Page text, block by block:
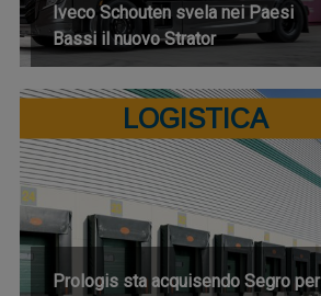
Iveco Schouten svela nei Paesi
Bassi il nuovo Strator
LOGISTICA
Prologis sta acquisendo Segro per